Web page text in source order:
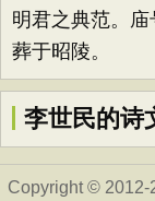
明君之典范。庙
葬于昭陵。
李世民的诗
Copyright © 2012-